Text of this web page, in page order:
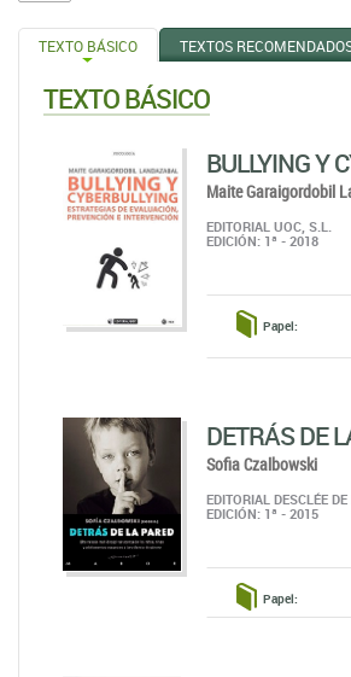
TEXTO BÁSICO TEXTOS
TEXTO BÁSICO
BULLYING Y
Maite Garaigordobil
EDITORIAL UOC, S.L.
EDICIÓN: 1ª - 2018
Papel:
DETRÁS DE
Sofia Czalbowski
EDITORIAL DESCLÉE
EDICIÓN: 1ª - 2015
Papel: